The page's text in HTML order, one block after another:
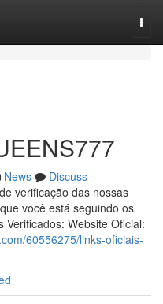
News
Discuss
verificação das nossas
você está seguindo os
Website Oficial:
60556275/links-oficiais-